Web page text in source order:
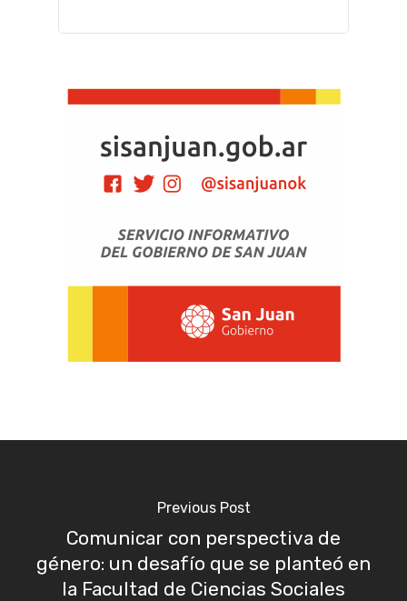
Previous Post
Comunicar con perspectiva de
género: un desafío que se planteó en
la Facultad de Ciencias Sociales